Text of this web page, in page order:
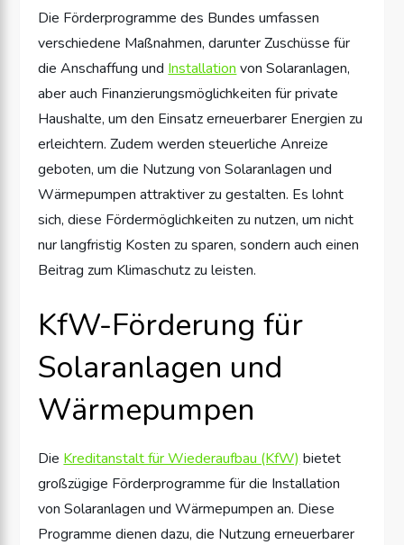
Die Förderprogramme des Bundes umfassen
verschiedene Maßnahmen, darunter Zuschüsse für
die Anschaffung und Installation von Solaranlagen,
aber auch Finanzierungsmöglichkeiten für private
Haushalte, um den Einsatz erneuerbarer Energien zu
erleichtern. Zudem werden steuerliche Anreize
geboten, um die Nutzung von Solaranlagen und
Wärmepumpen attraktiver zu gestalten. Es lohnt
sich, diese Fördermöglichkeiten zu nutzen, um nicht
nur langfristig Kosten zu sparen, sondern auch einen
Beitrag zum Klimaschutz zu leisten.
KfW-Förderung für
Solaranlagen und
Wärmepumpen
Die Kreditanstalt für Wiederaufbau (KfW) bietet
großzügige Förderprogramme für die Installation
von Solaranlagen und Wärmepumpen an. Diese
Programme dienen dazu, die Nutzung erneuerbarer